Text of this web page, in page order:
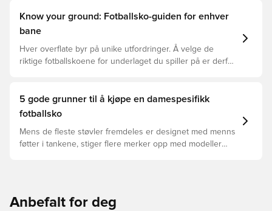
Know your ground: Fotballsko-guiden for enhver
bane
Hver overflate byr på unike utfordringer. Å velge de
riktige fotballskoene for underlaget du spiller på er derfor
fotballsko som er det beste valget for de forskjellige
overflatene.
5 gode grunner til å kjøpe en damespesifikk
fotballsko
Mens de fleste støvler fremdeles er designet med menns
føtter i tankene, stiger flere merker opp med modeller
Anbefalt for deg